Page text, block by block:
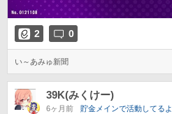
2 0
い～あみゅ新聞
39K(みくけー)
6ヶ月前 貯金メインで活動してるよ